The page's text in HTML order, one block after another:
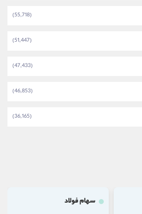
(55,718)
(51,447)
(47,433)
(46,853)
(36,165)
سهام فولاد